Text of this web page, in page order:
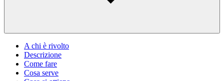
A chi è rivolto
Descrizione
Come fare
Cosa serve